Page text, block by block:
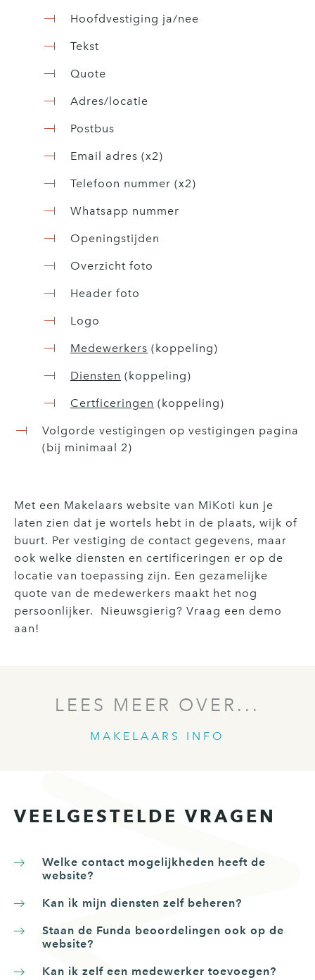
Hoofdvestiging ja/nee
Tekst
Quote
Adres/locatie
Postbus
Email adres (x2)
Telefoon nummer (x2)
Whatsapp nummer
Openingstijden
Overzicht foto
Header foto
Logo
Medewerkers (koppeling)
Diensten (koppeling)
Certficeringen (koppeling)
Volgorde vestigingen op vestigingen pagina
(bij minimaal 2)
Met een Makelaars website van MiKoti kun je
laten zien dat je wortels hebt in de plaats, wijk of
buurt. Per vestiging de contact gegevens, maar
ook welke diensten en certificeringen er op de
locatie van toepassing zijn. Een gezamelijke
quote van de medewerkers maakt het nog
persoonlijker. Nieuwsgierig? Vraag een demo
aan!
LEES MEER OVER...
MAKELAARS INFO
VEELGESTELDE VRAGEN
Welke contact mogelijkheden heeft de
website?
Kan ik mijn diensten zelf beheren?
Staan de Funda beoordelingen ook op de
website?
Kan ik zelf een medewerker toevoegen?